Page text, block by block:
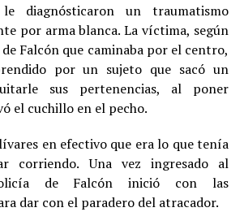
diagnósticaron un traumatismo
por arma blanca. La víctima, según
Falcón que caminaba por el centro,
por un sujeto que sacó un
sus pertenencias, al poner
el cuchillo en el pecho.
en efectivo que era lo que tenía
corriendo. Una vez ingresado al
de Falcón inició con las
dar con el paradero del atracador.